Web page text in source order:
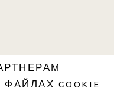
COOKIE